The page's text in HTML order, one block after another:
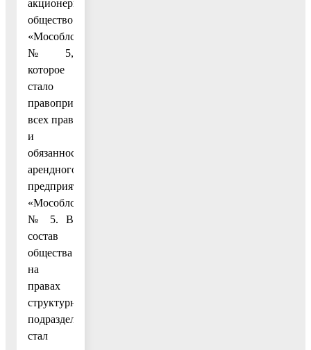
акционерное
общество
«Мособлстрой»
№ 5,
которое
стало
правоприемником
всех прав
и
обязанностей,
арендного
предприятия
«Мособлстрой»
№ 5. В
состав
общества
на
правах
структурного
подразделения
стал